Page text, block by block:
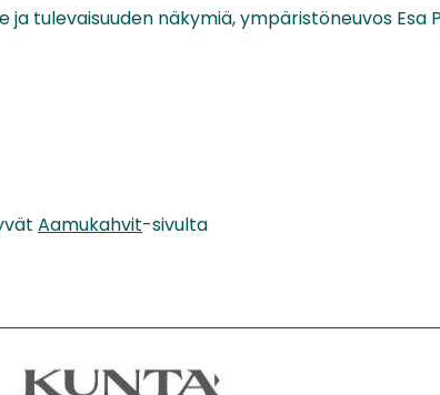
ja tulevaisuuden näkymiä, ympäristöneuvos Esa
Aamukahvit-sivulta